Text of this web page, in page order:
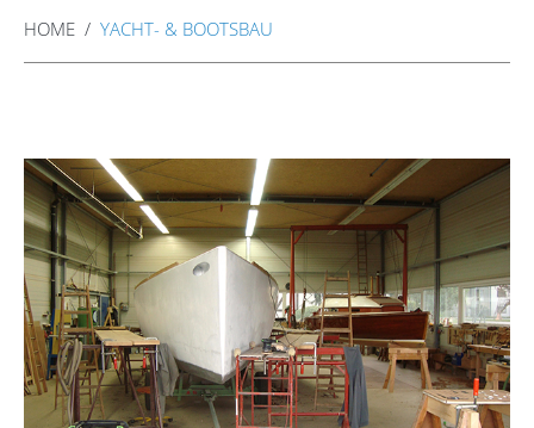
HOME YACHT- & BOOTSBAU